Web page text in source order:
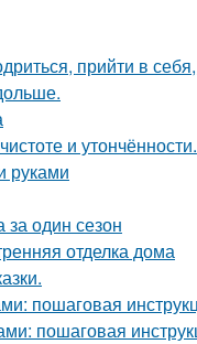
прийти в
и утончённости.
руками
один сезон
отделка дома
пошаговая
пошаговая